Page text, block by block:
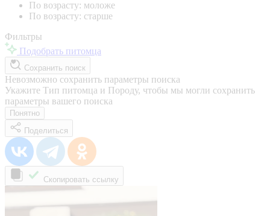
По возрасту: моложе
По возрасту: старше
Фильтры
Подобрать питомца
Сохранить поиск
Невозможно сохранить параметры поиска
Укажите Тип питомца и Породу, чтобы мы могли сохранить
параметры вашего поиска
Понятно
Поделиться
Скопировать ссылку